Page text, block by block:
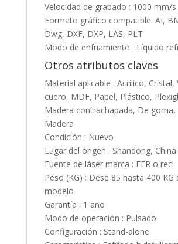
Velocidad de grabado : 1000 mm/s
Formato gráfico compatible: AI,
Dwg, DXF, DXP, LAS, PLT
Modo de enfriamiento : Líquido
Otros atributos claves
Material aplicable : Acrílico, Cristal,
cuero, MDF, Papel, Plástico,
Madera contrachapada, De goma,
Madera
Condición : Nuevo
Lugar del origen : Shandong, China
Fuente de láser marca : EFR o reci
Peso (KG) : Dese 85 hasta 400 KG
modelo
Garantía : 1 año
Modo de operación : Pulsado
Configuración : Stand-alone